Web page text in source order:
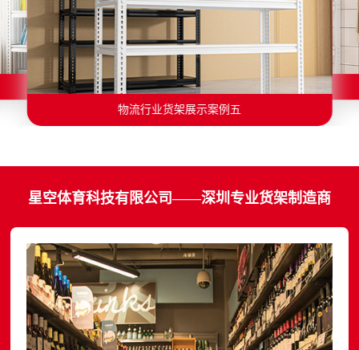
物流行业货架展示案例一
物流行业货架展示案例六
物流行业货架展示案例五
物流行业货架展示案例四
物流行业货架展示案例三
物流行业货架展示案例二
星空体育科技有限公司——深圳专业货架制造商